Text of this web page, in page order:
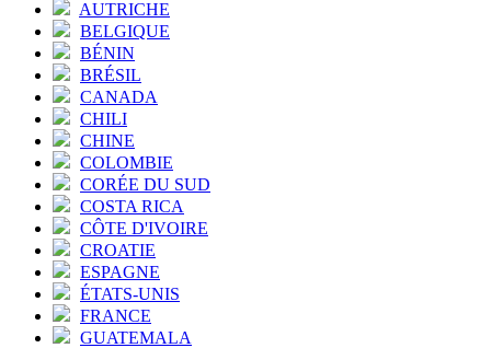
AUTRICHE
BELGIQUE
BÉNIN
BRÉSIL
CANADA
CHILI
CHINE
COLOMBIE
CORÉE DU SUD
COSTA RICA
CÔTE D'IVOIRE
CROATIE
ESPAGNE
ÉTATS-UNIS
FRANCE
GUATEMALA